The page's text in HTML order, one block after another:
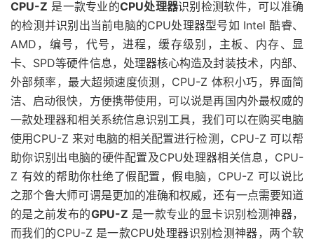
CPU-Z 是一款专业的CPU处理器识别检测软件，可以准确
的检测并识别出当前电脑的CPU处理器型号如 Intel 酷睿、
AMD，编号，代号，进程，缓存级别，主板、内存、显
卡、SPD等硬件信息，处理器核心构造及封装技术，内部、
外部频率，最大超频速度侦测，CPU-Z 体积小巧，界面简
洁、启动很快，方便携带使用，可以说是再国内外最权威的
一款处理器和相关系统信息识别工具，我们可以在购买电脑
使用CPU-Z 来对电脑的相关配置进行检测，CPU-Z 可以帮
助你识别出电脑的硬件配置及CPU处理器相关信息，CPU-
Z 有效的帮助你杜绝了假配置，假电脑，CPU-Z 可以说比
之那个鲁大师可谓是更加的准确和权威，还有一点需要知道
的是之前发布的GPU-Z 是一款专业的显卡识别检测神器，
而我们的CPU-Z 是一款CPU处理器识别检测神器，两个软